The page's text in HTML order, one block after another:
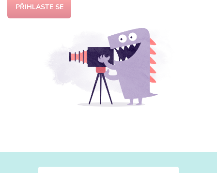
PŘIHLASTE SE